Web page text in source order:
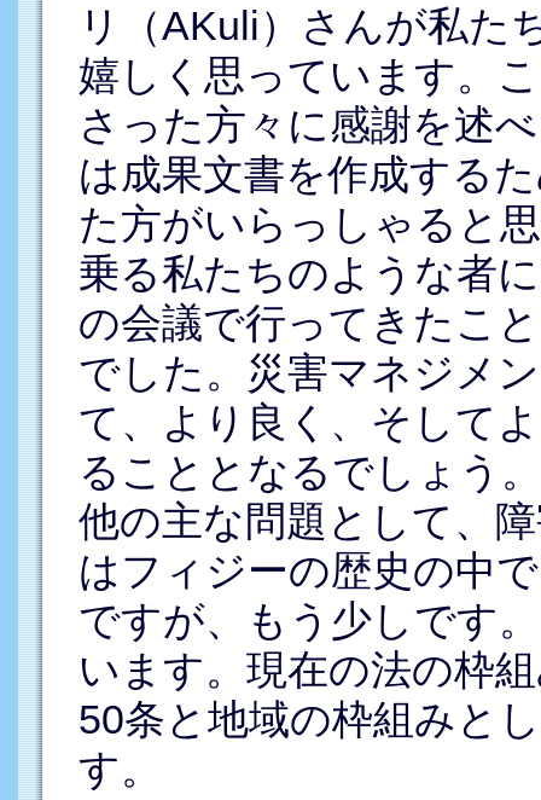
リ（AKuli）さんが私た
嬉しく思っています。
さった方々に感謝を述
は成果文書を作成する
た方がいらっしゃると
乗る私たちのような者
の会議で行ってきたこ
でした。災害マネジメ
て、より良く、そして
ることとなるでしょう
他の主な問題として、
はフィジーの歴史の中
ですが、もう少しです
います。現在の法の枠
50条と地域の枠組みと
す。